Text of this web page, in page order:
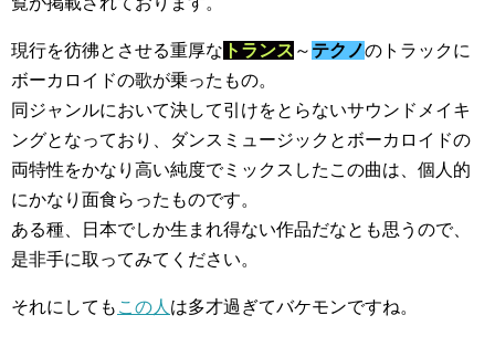
現行を彷彿とさせる重厚な トランス ～ テクノのトラックに
ボーカロイドの歌が乗ったもの。
同ジャンルにおいて決して引けをとらないサウンドメイキ
ングとなっており、ダンスミュージックとボーカロイドの
両特性をかなり高い純度でミックスしたこの曲は、個人的
にかなり面食らったものです。
ある種、日本でしか生まれ得ない作品だなとも思うので、
是非手に取ってみてください。
それにしても この人は多才過ぎてバケモンですね。